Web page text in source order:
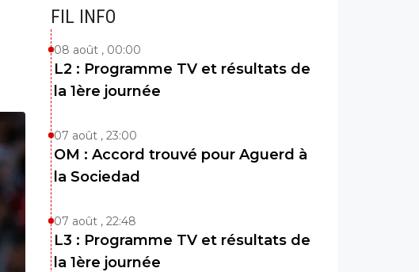
FIL INFO
08 août , 00:00
L2 : Programme TV et résultats de
la 1ère journée
07 août , 23:00
OM : Accord trouvé pour Aguerd à
la Sociedad
07 août , 22:48
L3 : Programme TV et résultats de
la 1ère journée